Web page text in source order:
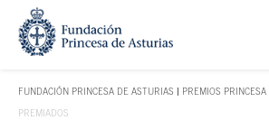
Saltar navegación. Ir directamente al
FUNDACIÓN PRINCESA DE ASTURIAS
TECLA DE ACCESO 1
PREMIOS
PREMIADOS